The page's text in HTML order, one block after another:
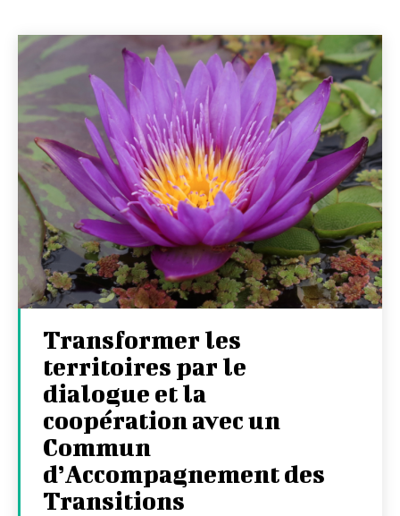
Transformer les
territoires par le
dialogue et la
coopération avec un
Commun
d’Accompagnement des
Transitions